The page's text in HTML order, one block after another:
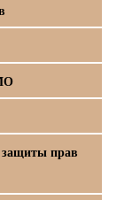
защиты прав